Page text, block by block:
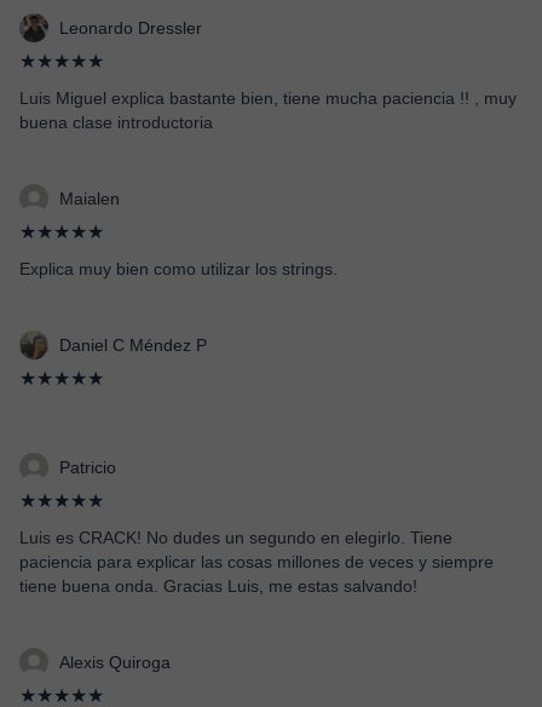
Leonardo Dressler
★★★★★
Luis Miguel explica bastante bien, tiene mucha paciencia !! , muy
buena clase introductoria
Maialen
★★★★★
Explica muy bien como utilizar los strings.
Daniel C Méndez P
★★★★★
Patricio
★★★★★
Luis es CRACK! No dudes un segundo en elegirlo. Tiene
paciencia para explicar las cosas millones de veces y siempre
tiene buena onda. Gracias Luis, me estas salvando!
Alexis Quiroga
★★★★★